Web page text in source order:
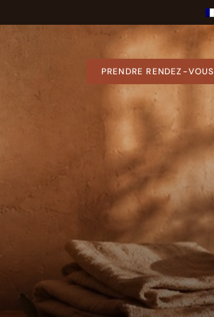
PRENDRE RENDEZ-VOUS